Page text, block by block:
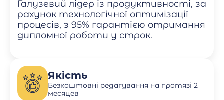
Галузевий лідер із продуктивності, за
рахунок технологічної оптимізації
процесів, з 95% гарантією отримання
дипломної роботи у строк.
Якість
Безкоштовні редагування на протязі 2
месяцев